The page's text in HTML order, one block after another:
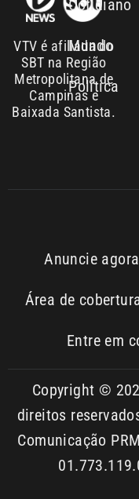
VTV é afiliada do
SBT na Região
Metropolitana de
Campinas e
Baixada Santista.
Cotidiano
Mundo
Política
Anuncie
Área de
Entre em
Copyright ©
direitos
Comunicação